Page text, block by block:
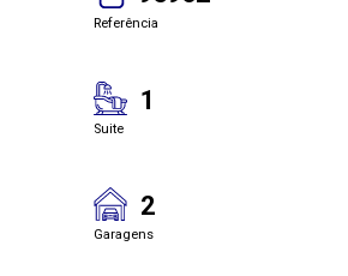
Referência
1
Suite
2
Garagens